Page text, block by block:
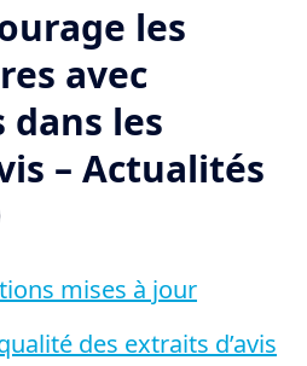
les
avec
les
– Actualités
mises à jour
des extraits d’avis